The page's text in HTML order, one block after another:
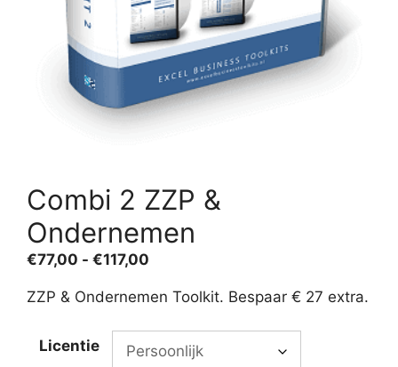
Combi 2 ZZP &
Ondernemen
€77,00 - €117,00
tot
ZZP & Ondernemen Toolkit. Bespaar € 27 extra.
Licentie